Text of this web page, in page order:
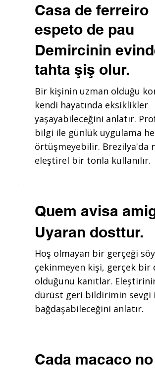
Casa de ferreiro
espeto de pau
Demircinin
tahta şiş olur.
Bir kişinin uzman olduğu
kendi hayatında eksiklikler
yaşayabileceğini anlatır.
bilgi ile günlük uygulama
örtüşmeyebilir. Brezilya'da
eleştirel bir tonla kullanılır.
Quem avisa
Uyaran dosttur.
Hoş olmayan bir gerçeği
çekinmeyen kişi, gerçek bir
olduğunu kanıtlar.
dürüst geri bildirimin sevgi
bağdaşabileceğini anlatır.
Cada macaco